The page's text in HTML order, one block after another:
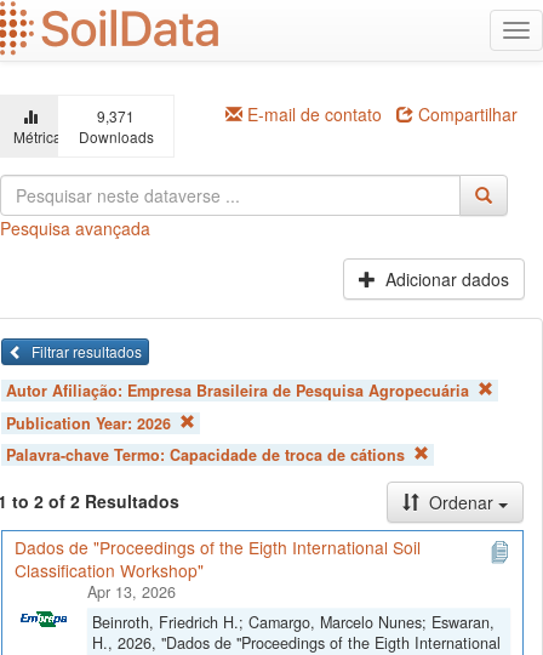
Ir
para
o
principal
Métricas
9,371
Downloads
E-mail de contato Compartilhar
Pesquisa avançada
Adicionar dados
Filtrar resultados
Autor Afiliação: Empresa Brasileira de Pesquisa Agropecuária
Publication Year: 2026
Palavra-chave Termo: Capacidade de troca de cátions
to 2 of 2 Resultados
Ordenar
Dados de "Proceedings of the Eigth International Soil
Classification Workshop"
Apr 13, 2026
Beinroth, Friedrich H.; Camargo, Marcelo Nunes; Eswaran,
H., 2026, "Dados de "Proceedings of the Eigth International